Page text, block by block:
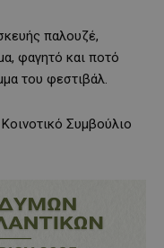
παλουζέ,
φαγητό και ποτό
του φεστιβάλ.
Συμβούλιο